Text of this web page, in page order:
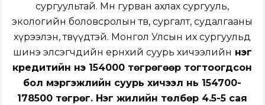
сургуультай. Мөн гурван ахлах сургууль,
экологийн боловсролын төв, сургалт, судалгааны
хүрээлэн, төвүүдтэй. Монгол Улсын их сургуульд
шинэ элсэгчдийн ерөнхий суурь хичээлийн нэг
кредитийн үнэ 154000 төгрөгөөр тогтоогдсон
бол мэргэжлийн суурь хичээл нь 154700-
178500 төгрөг. Нэг жилийн төлбөр 4.5-5 сая